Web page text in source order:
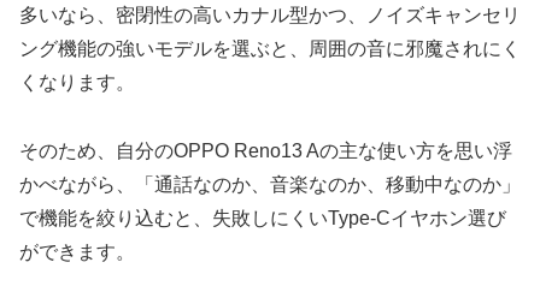
多いなら、密閉性の高いカナル型かつ、ノイズキャンセリ
ング機能の強いモデルを選ぶと、周囲の音に邪魔されにく
くなります。
そのため、自分のOPPO Reno13 Aの主な使い方を思い浮
かべながら、「通話なのか、音楽なのか、移動中なのか」
で機能を絞り込むと、失敗しにくいType-Cイヤホン選び
ができます。